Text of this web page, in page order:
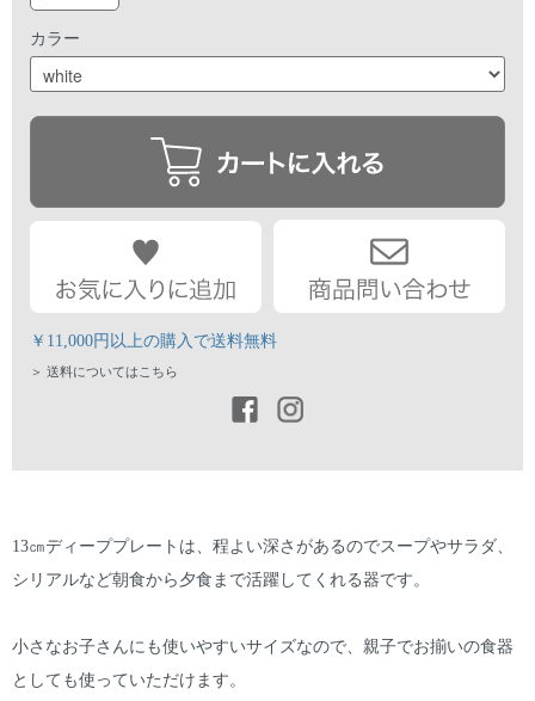
カラー
￥11,000円以上の購入で送料無料
＞ 送料についてはこちら
13㎝ディーププレートは、程よい深さがあるのでスープやサラダ、
シリアルなど朝食から夕食まで活躍してくれる器です。
小さなお子さんにも使いやすいサイズなので、親子でお揃いの食器
としても使っていただけます。